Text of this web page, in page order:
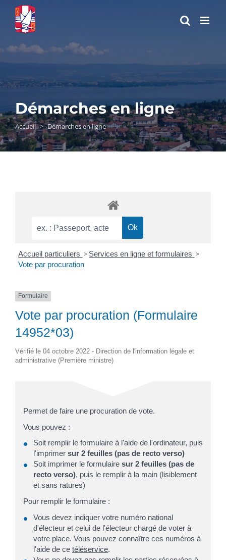
Passer
contenu
Démarches en ligne
Accueil > Démarches en ligne
Accueil particuliers > Services en ligne et formulaires >
Vote par procuration
Formulaire
Vote par procuration (Formulaire
14952*03)
Vérifié le 04 octobre 2022 - Direction de l'information légale et
administrative (Première ministre)
Permet de faire une procuration de vote.
Vous pouvez :
Soit remplir le formulaire à l'aide de l'ordinateur, puis
l'imprimersur 2 feuilles(pas de recto verso)
Soit imprimer le formulaire sur 2 feuilles (pas de
recto verso), puis le remplir à la main (lisiblement
et sans ratures)
Pour remplir le formulaire :
Vous devez indiquer votre numéro national
d'électeur et celui de l'électeur chargé de voter à
votre place. Vous pouvez connaître ces numéros à
l'aide de ce téléservice.